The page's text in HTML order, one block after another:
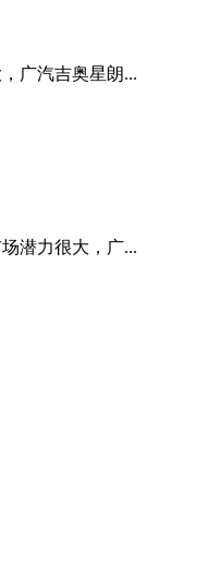
广汽吉奥星朗...
潜力很大，广...